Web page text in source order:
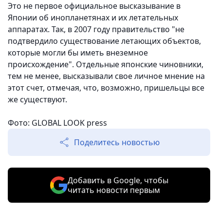
Это не первое официальное высказывание в
Японии об инопланетянах и их летательных
аппаратах. Так, в 2007 году правительство "не
подтвердило существование летающих объектов,
которые могли бы иметь внеземное
происхождение". Отдельные японские чиновники,
тем не менее, высказывали свое личное мнение на
этот счет, отмечая, что, возможно, пришельцы все
же существуют.
Фото: GLOBAL LOOK press
Поделитесь новостью
Добавить в Google, чтобы
читать новости первым